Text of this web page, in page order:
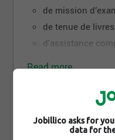
de mission
de tenue de
d'assistance
Depuis 2003, nous
formateurs du
Read more
Photos and
Jobillico asks for
data for